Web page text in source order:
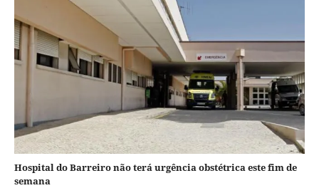
Hospital do Barreiro não terá urgência obstétrica este fim de
semana